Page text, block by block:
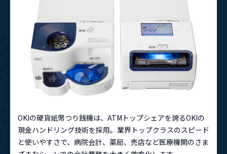
OKIの硬貨紙幣つり銭機は、ATMトップシェアを誇るOKIの
現金ハンドリング技術を採用。業界トップクラスのスピード
と使いやすさで、病院会計、薬局、売店など医療機関のさま